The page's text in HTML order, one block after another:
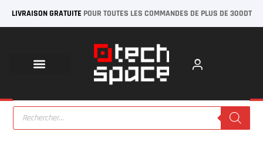
LIVRAISON GRATUITE POUR TOUTES LES COMMANDES DE PLUS DE 300DT